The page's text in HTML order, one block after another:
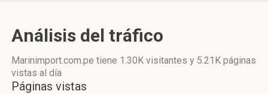
Análisis del tráfico
Marinimport.com.pe tiene 1.30K visitantes y 5.21K páginas
vistas al día
Páginas vistas